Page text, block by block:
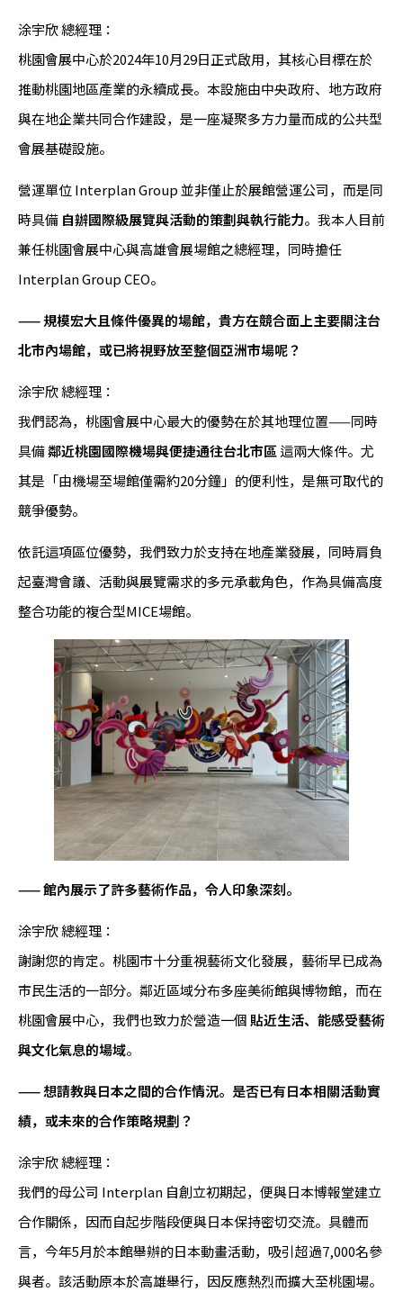
涂宇欣 總經理：
桃園會展中心於2024年10月29日正式啟用，其核心目標在於
推動桃園地區產業的永續成長。本設施由中央政府、地方政府
與在地企業共同合作建設，是一座凝聚多方力量而成的公共型
會展基礎設施。
營運單位 Interplan Group 並非僅止於展館營運公司，而是同
時具備 自辦國際級展覽與活動的策劃與執行能力。我本人目前
兼任桃園會展中心與高雄會展場館之總經理，同時擔任
Interplan Group CEO。
—— 規模宏大且條件優異的場館，貴方在競合面上主要關注台
北市內場館，或已將視野放至整個亞洲市場呢？
涂宇欣 總經理：
我們認為，桃園會展中心最大的優勢在於其地理位置——同時
具備鄰近桃園國際機場與便捷通往台北市區 這兩大條件。尤
其是「由機場至場館僅需約20分鐘」的便利性，是無可取代的
競爭優勢。
依託這項區位優勢，我們致力於支持在地產業發展，同時肩負
起臺灣會議、活動與展覽需求的多元承載角色，作為具備高度
整合功能的複合型MICE場館。
—— 館內展示了許多藝術作品，令人印象深刻。
涂宇欣 總經理：
謝謝您的肯定。桃園市十分重視藝術文化發展，藝術早已成為
市民生活的一部分。鄰近區域分布多座美術館與博物館，而在
桃園會展中心，我們也致力於營造一個 貼近生活、能感受藝術
與文化氣息的場域。
—— 想請教與日本之間的合作情況。是否已有日本相關活動實
績，或未來的合作策略規劃？
涂宇欣 總經理：
我們的母公司 Interplan 自創立初期起，便與日本博報堂建立
合作關係，因而自起步階段便與日本保持密切交流。具體而
言，今年5月於本館舉辦的日本動畫活動，吸引超過7,000名參
與者。該活動原本於高雄舉行，因反應熱烈而擴大至桃園場。